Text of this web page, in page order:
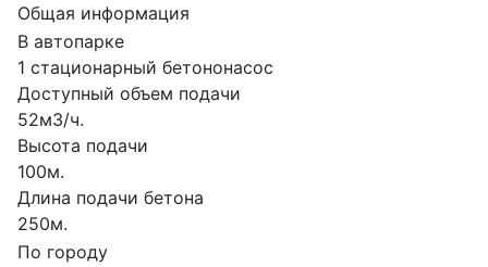
Общая информация
В автопарке
1 стационарный бетононасос
Доступный объем подачи
52м3/ч.
Высота подачи
100м.
Длина подачи бетона
250м.
По городу